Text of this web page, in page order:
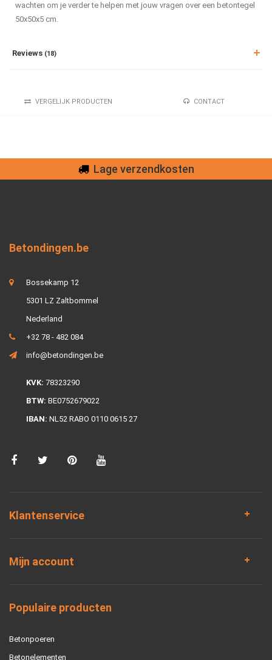
wachten om je verder te helpen met jouw vragen over een betontegel
50x50x5 cm.
Reviews (18)
VERGELIJK PRODUCTEN CONTACT
Lage verzendkosten
Betondingen.be
Bossekamp 12
5301 LZ Zaltbommel
Nederland
+32 78 - 482 084
info@betondingen.be
KVK: 78323290
BTW: BE0752679022
IBAN: NL52 RABO 0110 0615 27
Klantenservice
Mijn account
Populaire producten
Betonpoeren
Betonelementen